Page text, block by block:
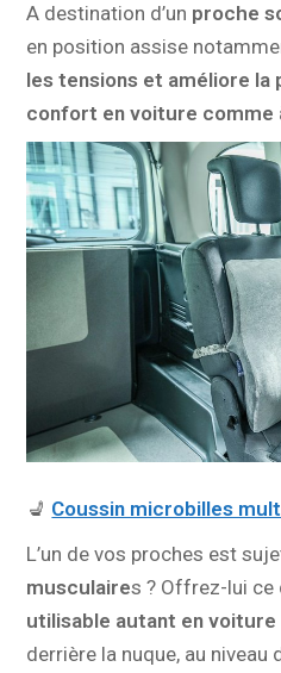
A destination d’un proche
en position assise
les tensions et améliore la
confort en voiture comme
💺 Coussin microbilles
L’un de vos proches est
musculaires ? Offrez-lui
utilisable autant en voiture
derrière la nuque, au